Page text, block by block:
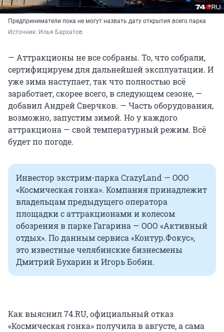
Предприниматели пока не могут назвать дату открытия всего парка
Источник: Илья Бархатов
— Аттракционы не все собраны. То, что собрали,
сертифицируем для дальнейшей эксплуатации. И
уже зима наступает, так что полностью всё
заработает, скорее всего, в следующем сезоне, —
добавил Андрей Сверчков. — Часть оборудования,
возможно, запустим зимой. Но у каждого
аттракциона — свой температурный режим. Всё
будет по погоде.
Инвестор экстрим-парка CrazyLand — ООО
«Космическая гонка». Компания принадлежит
владельцам предыдущего оператора
площадки с аттракционами и колесом
обозрения в парке Гагарина — ООО «Активный
отдых». По данным сервиса «Контур.Фокус»,
это известные челябинские бизнесмены
Дмитрий Бухарин и Игорь Бобин.
Как выяснил 74.RU, официальный отказ
«Космическая гонка» получила в августе, а сама